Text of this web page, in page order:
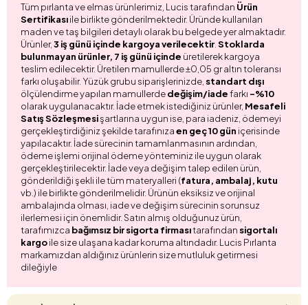
Tüm pırlanta ve elmas ürünlerimiz, Lucis tarafından Ürün
Sertifikasıile birlikte gönderilmektedir. Üründe kullanılan
maden ve taş bilgileri detaylı olarak bu belgede yer almaktadır.
Ürünler,3 iş günü içinde kargoya verilecektir. Stoklarda
bulunmayan ürünler, 7 iş günü içinde üretilerek kargoya
teslim edilecektir. Üretilen mamullerde ±0,05 gr altın toleransı
farkı oluşabilir. Yüzük grubu siparişlerinizde, standart dışı
ölçülendirme yapılan mamullerdedeğişim/iadefarkı -%10
olarak uygulanacaktır. İade etmek istediğiniz ürünler, Mesafeli
Satış Sözleşmesişartlarına uygun ise, para iadeniz, ödemeyi
gerçekleştirdiğiniz şekilde tarafınızaen geç 10 gün içerisinde
yapılacaktır. İade sürecinin tamamlanmasının ardından,
ödeme işlemi orijinal ödeme yönteminiz ile uygun olarak
gerçekleştirilecektir. İade veya değişim talep edilen ürün,
gönderildiği şekli ile tüm materyalleri (fatura, ambalaj, kutu
vb.) ile birlikte gönderilmelidir. Ürünün eksiksiz ve orijinal
ambalajında olması, iade ve değişim sürecinin sorunsuz
ilerlemesi için önemlidir. Satın almış olduğunuz ürün,
tarafımızca bağımsız bir sigorta firmasıtarafından sigortalı
kargoile size ulaşana kadar koruma altındadır. Lucis Pırlanta
markamızdan aldığınız ürünlerin size mutluluk getirmesi
dileğiyle